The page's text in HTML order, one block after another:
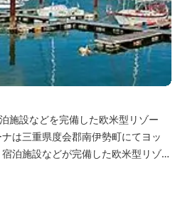
施設などを完備した欧米型リゾー
は三重県度会郡南伊勢町にてヨッ
泊施設などが完備した欧米型リゾー
っております。